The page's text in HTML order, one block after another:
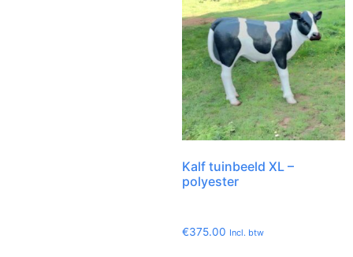
Kalf tuinbeeld XL –
polyester
€375.00 Incl. btw